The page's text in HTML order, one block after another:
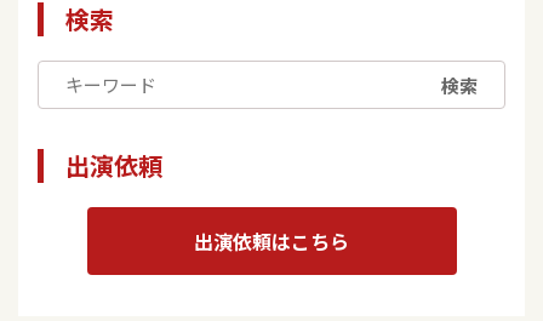
検索
検索
出演依頼
出演依頼はこちら